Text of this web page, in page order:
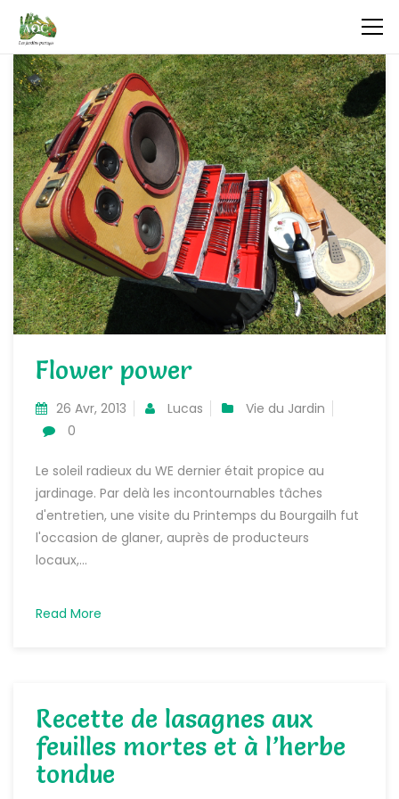
Flower power
26 Avr, 2013 Lucas
Vie du Jardin
0
Le soleil radieux du WE dernier était propice au
jardinage. Par delà les incontournables tâches
d'entretien, une visite du Printemps du Bourgailh fut
l'occasion de glaner, auprès de producteurs
locaux,...
Read More
Recette de lasagnes aux
feuilles mortes et à l’herbe
tondue